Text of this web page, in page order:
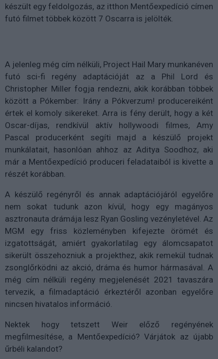
készült egy feldolgozás, az itthon Mentőexpedíció címen
futó filmet többek között 7 Oscarra is jelölték.
A jelenleg még cím nélküli, Project Hail Mary munkanéven
futó sci-fi regény adaptációját az a Phil Lord és
Christopher Miller fogja rendezni, akik korábban többek
között a Pókember: Irány a Pókverzum! producereiként
értek el komoly sikereket. Arra is fény derült, hogy a két
Oscar-díjas, rendkívül aktív hollywoodi filmes, Amy
Pascal producerként segíti majd a készülő projekt
munkálatait, hasonlóan ahhoz az Aditya Soodhoz, aki
már a Mentőexpedíció produceri feladataiból is kivette a
részét korábban.
A készülő regényről és annak adaptációjáról egyelőre
nem sokat tudunk azon kívül, hogy egy magányos
asztronauta drámája lesz Ryan Gosling vezényletével. Az
MGM egy friss közleményben kifejezte örömét és
izgatottságát, amiért gyakorlatilag egy álomcsapatot
sikerült összehozniuk a projekthez, akik remekül tudnak
zsonglőrködni az akció, dráma és humor hármasával. A
még cím nélküli regény megjelenését 2021 tavaszára
tervezik, a filmadaptáció érkeztéről azonban egyelőre
nincsen hivatalos információ.
Nektek hogy tetszett Weir előző regényének
megfilmesítése, a Mentőexpedíció? Várjátok az újabb
űrbéli kalandot?